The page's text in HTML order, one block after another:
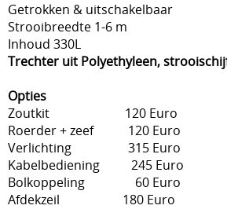
Getrokken & uitschakelbaar
Strooibreedte 1-6 m
Inhoud 330L
Trechter uit Polyethyleen,
Opties
Zoutkit 120 Euro
Roerder + zeef 120 Euro
Verlichting 315 Euro
Kabelbediening 245 Euro
Bolkoppeling 60 Euro
Afdekzeil 180 Euro